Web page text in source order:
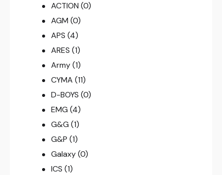
ACTION (0)
AGM (0)
APS (4)
ARES (1)
Army (1)
CYMA (11)
D-BOYS (0)
EMG (4)
G&G (1)
G&P (1)
Galaxy (0)
ICS (1)